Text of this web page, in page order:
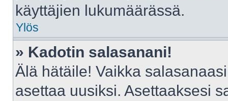
käyttäjien lukumäärässä.
Ylös
» Kadotin salasanani!
Älä hätäile! Vaikka
asettaa uusiksi. Asettaaksesi